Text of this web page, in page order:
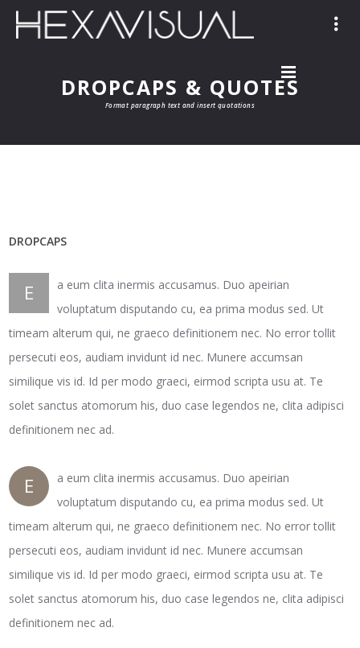
DROPCAPS & QUOTES
Format paragraph text and insert quotations
DROPCAPS
E
a eum clita inermis accusamus. Duo apeirian
voluptatum disputando cu, ea prima modus sed. Ut
timeam alterum qui, ne graeco definitionem nec. No error tollit
persecuti eos, audiam invidunt id nec. Munere accumsan
similique vis id. Id per modo graeci, eirmod scripta usu at. Te
solet sanctus atomorum his, duo case legendos ne, clita adipisci
definitionem nec ad.
E
a eum clita inermis accusamus. Duo apeirian
voluptatum disputando cu, ea prima modus sed. Ut
timeam alterum qui, ne graeco definitionem nec. No error tollit
persecuti eos, audiam invidunt id nec. Munere accumsan
similique vis id. Id per modo graeci, eirmod scripta usu at. Te
solet sanctus atomorum his, duo case legendos ne, clita adipisci
definitionem nec ad.